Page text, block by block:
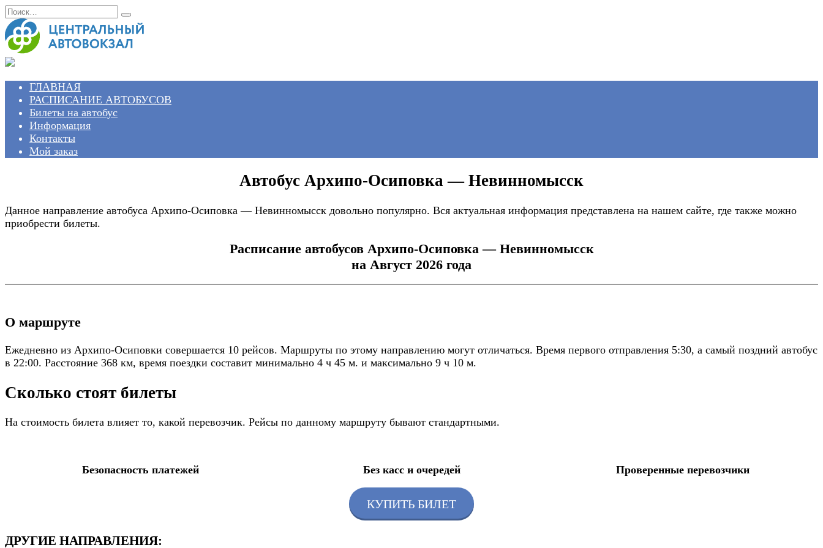
Перейти
к
содержанию
Search
for:
ГЛАВНАЯ
РАСПИСАНИЕ АВТОБУСОВ
Билеты на автобус
Информация
Контакты
Мой заказ
Автобус Архипо-Осиповка — Невинномысск
Данное направление автобуса Архипо-Осиповка — Невинномысск довольно популярно. Вся актуальная информация представлена на нашем сайте, где также можно
приобрести билеты.
Расписание автобусов Архипо-Осиповка — Невинномысск
на Август 2026 года
О маршруте
Ежедневно из Архипо-Осиповки совершается 10 рейсов. Маршруты по этому направлению могут отличаться. Время первого отправления 5:30, а самый поздний автобус
в 22:00. Расстояние 368 км, время поездки составит минимально 4 ч 45 м. и максимально 9 ч 10 м.
Сколько стоят билеты
На стоимость билета влияет то, какой перевозчик. Рейсы по данному маршруту бывают стандартными.
Безопасность платежей Без касс и очередей Проверенные перевозчики
КУПИТЬ БИЛЕТ
ДРУГИЕ НАПРАВЛЕНИЯ: